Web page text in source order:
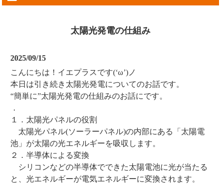
太陽光発電の仕組み
2025/09/15
こんにちは！イエプラスです(‘ω’)ノ
本日は引き続き太陽光発電についてのお話です。
“簡単に”太陽光発電の仕組みのお話にです。
．
１．太陽光パネルの役割
太陽光パネル(ソーラーパネル)の内部にある「太陽電
池」が太陽の光エネルギーを吸収します。
２．半導体による変換
シリコンなどの半導体でできた太陽電池に光が当たる
と、光エネルギーが電気エネルギーに変換されます。